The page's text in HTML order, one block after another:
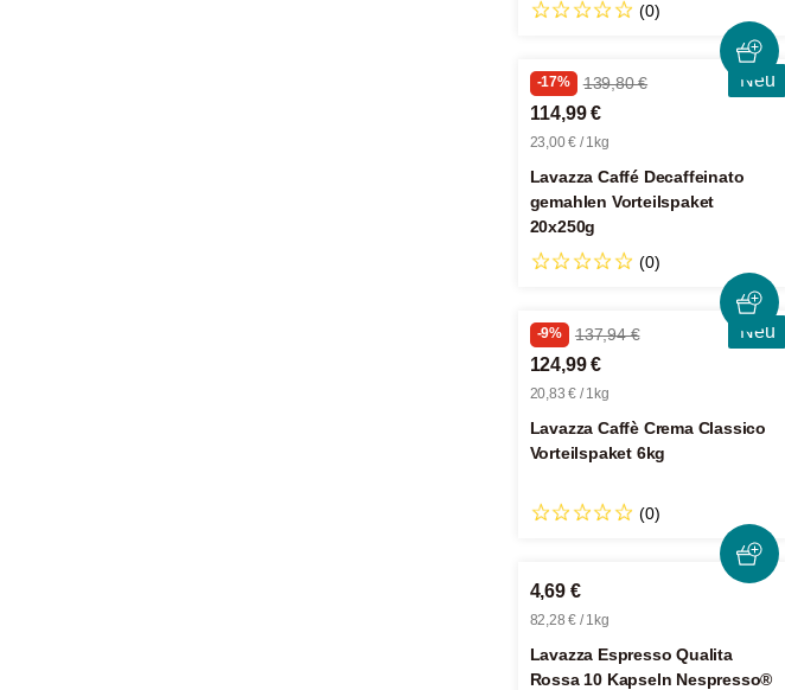
(0)
Neu
-17% 139,80 €
114,99 €
23,00 € / 1kg
Lavazza Caffé Decaffeinato
gemahlen Vorteilspaket
20x250g
(0)
Neu
-9% 137,94 €
124,99 €
20,83 € / 1kg
Lavazza Caffè Crema Classico
Vorteilspaket 6kg
(0)
4,69 €
82,28 € / 1kg
Lavazza Espresso Qualita
Rossa 10 Kapseln Nespresso®